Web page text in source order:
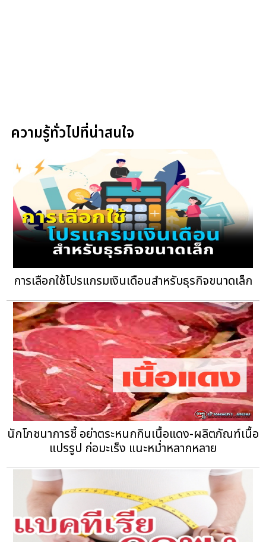
ความรู้ทั่วไปที่น่าสนใจ
การเลือกใช้โปรแกรมเงินเดือนสำหรับธุรกิจขนาดเล็ก
นักโภชนาการชี้ อย่าตระหนกกินเนื้อแดง-ผลิตภัณฑ์เนื้อ
แปรรูป ก่อมะเร็ง แนะหม่ำหลากหลาย